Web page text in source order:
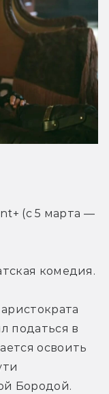
(с 5 марта —
комедия.
податься в
освоить
Бородой.